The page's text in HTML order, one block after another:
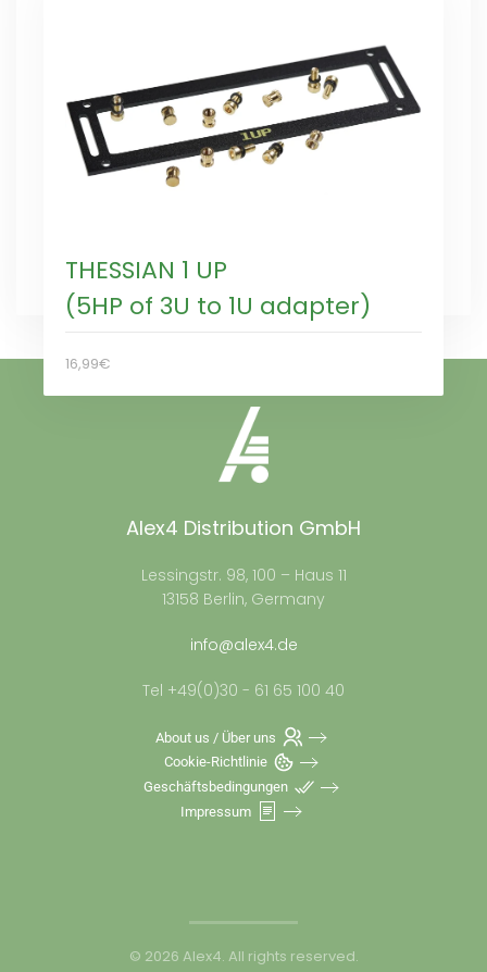
THESSIAN 1 UP
(5HP of 3U to 1U adapter)
16,99€
Alex4 Distribution GmbH
Lessingstr. 98, 100 – Haus 11
13158 Berlin, Germany
info@alex4.de
Tel +49(0)30 - 61 65 100 40
About us / Über uns
Cookie-Richtlinie
Geschäftsbedingungen
Impressum
© 2026 Alex4. All rights reserved.